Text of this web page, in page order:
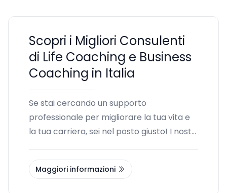
Scopri i Migliori Consulenti
di Life Coaching e Business
Coaching in Italia
Se stai cercando un supporto
professionale per migliorare la tua vita e
la tua carriera, sei nel posto giusto! I nostri
specializzati inlife coaching
coaching , aiutandoti a raggiungere i tuoi
Maggiori informazioni